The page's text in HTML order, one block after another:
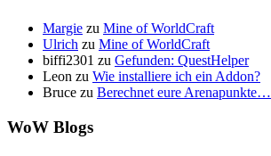
Margie zu Mine of WorldCraft
Ulrich zu Mine of WorldCraft
biffi2301 zu Gefunden: QuestHelper
Leon zu Wie installiere ich ein Addon?
Bruce zu Berechnet eure Arenapunkte…
WoW Blogs